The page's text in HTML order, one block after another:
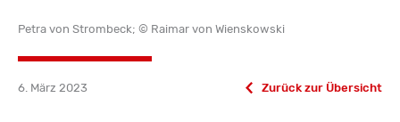
Petra von Strombeck; © Raimar von Wienskowski
6. März 2023 Zurück zur Übersicht